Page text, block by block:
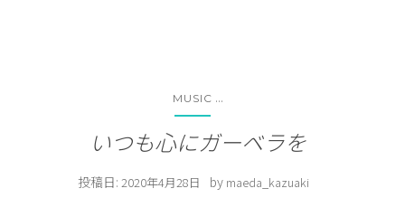
MUSIC ...
いつも心にガーベラを
投稿日: 2020年4月28日 by maeda_kazuaki